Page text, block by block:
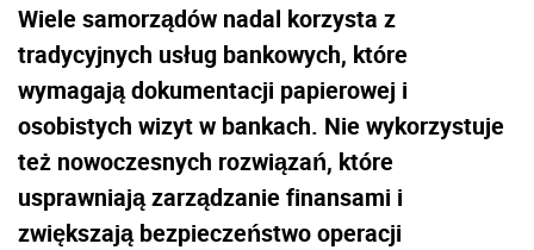
Wiele samorządów nadal korzysta z
tradycyjnych usług bankowych, które
wymagają dokumentacji papierowej i
osobistych wizyt w bankach. Nie wykorzystuje
też nowoczesnych rozwiązań, które
usprawniają zarządzanie finansami i
zwiększają bezpieczeństwo operacji